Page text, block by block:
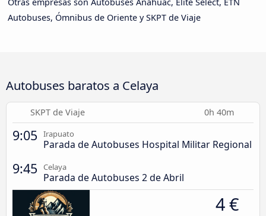
Autobuses, Ómnibus de Oriente y SKPT de Viaje
Autobuses baratos a Celaya
SKPT de Viaje 0h 40m
9:05 Irapuato
Parada de Autobuses Hospital Militar Regional
9:45 Celaya
Parada de Autobuses 2 de Abril
4 €